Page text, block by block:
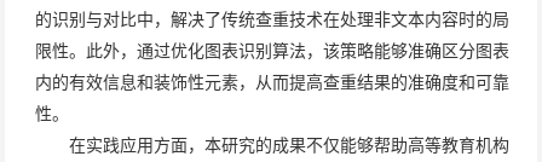
的识别与对比中，解决了传统查重技术在处理非文本内容时的局
限性。此外，通过优化图表识别算法，该策略能够准确区分图表
内的有效信息和装饰性元素，从而提高查重结果的准确度和可靠
性。
在实践应用方面，本研究的成果不仅能够帮助高等教育机构